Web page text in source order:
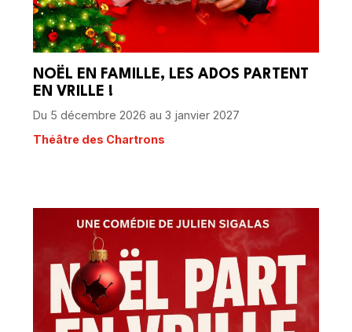
NOËL EN FAMILLE, LES ADOS PARTENT
EN VRILLE !
Du 5 décembre 2026 au 3 janvier 2027
Théâtre des Chartrons